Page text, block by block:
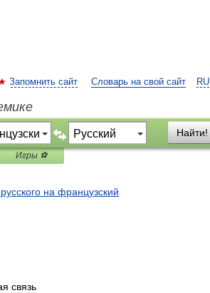
RU
Запомнить сайт Словарь на свой сайт
Найти!
Игры ⚽
на французский
связь